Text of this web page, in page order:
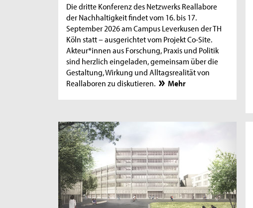
Die dritte Konferenz des Netzwerks Reallabore
der Nachhaltigkeit findet vom 16. bis 17.
September 2026 am Campus Leverkusen der TH
Köln statt – ausgerichtet vom Projekt Co-Site.
Akteur*innen aus Forschung, Praxis und Politik
sind herzlich eingeladen, gemeinsam über die
Gestaltung, Wirkung und Alltagsrealität von
Reallaboren zu diskutieren.
Mehr